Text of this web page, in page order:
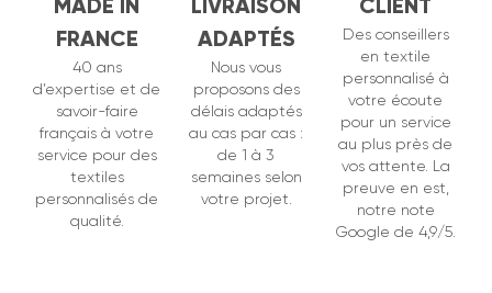
MADE IN
FRANCE
40 ans
d’expertise et de
savoir-faire
français à votre
service pour des
textiles
personnalisés de
qualité.
LIVRAISON
ADAPTÉS
Nous vous
proposons des
délais adaptés
au cas par cas :
de 1 à 3
semaines selon
votre projet.
CLIENT
Des conseillers
en textile
personnalisé à
votre écoute
pour un service
au plus près de
vos attente. La
preuve en est,
notre note
Google de 4,9/5.